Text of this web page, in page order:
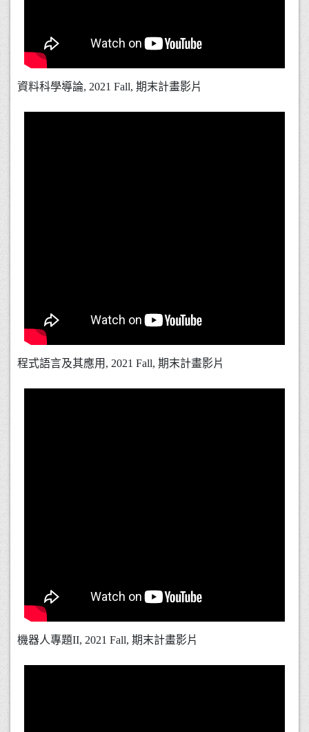
資料科學導論, 2021 Fall, 期末計畫影片
程式語言及其應用, 2021 Fall, 期末計畫影片
機器人專題II, 2021 Fall, 期末計畫影片